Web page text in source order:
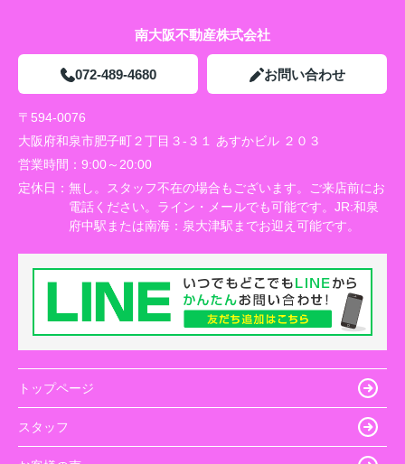
南大阪不動産株式会社
072-489-4680 お問い合わせ
〒594-0076
大阪府和泉市肥子町２丁目３-３１ あすかビル ２０３
営業時間： 9:00～20:00
定休日： 無し。スタッフ不在の場合もございます。ご来店前にお
電話ください。ライン・メールでも可能です。JR:和泉
府中駅または南海：泉大津駅までお迎え可能です。
トップページ
スタッフ